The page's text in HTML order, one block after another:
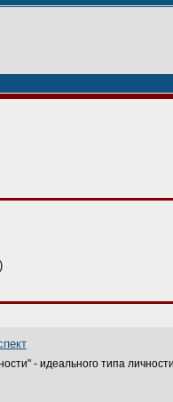
- идеального типа